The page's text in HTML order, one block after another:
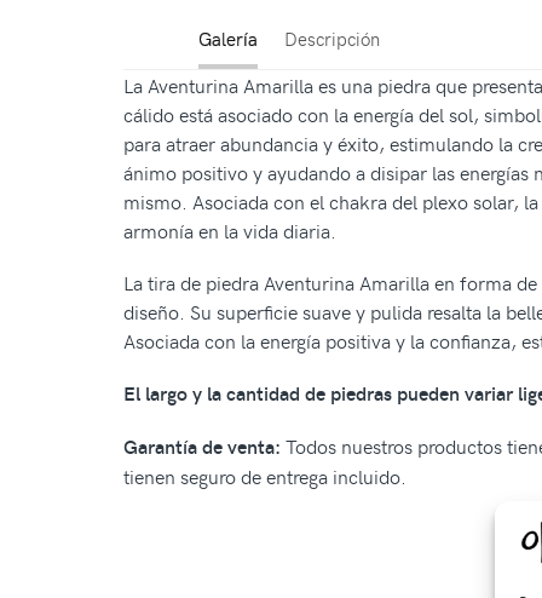
Galería Descripción
La Aventurina Amarilla es una piedra que
cálido está asociado con la energía del sol,
para atraer abundancia y éxito, estimulando la
ánimo positivo y ayudando a disipar las
mismo. Asociada con el chakra del plexo solar,
armonía en la vida diaria.
La tira de piedra Aventurina Amarilla en forma
diseño. Su superficie suave y pulida resalta la
Asociada con la energía positiva y la confianza,
El largo y la cantidad de piedras pueden variar
Garantía de venta: Todos nuestros productos
tienen seguro de entrega incluido.